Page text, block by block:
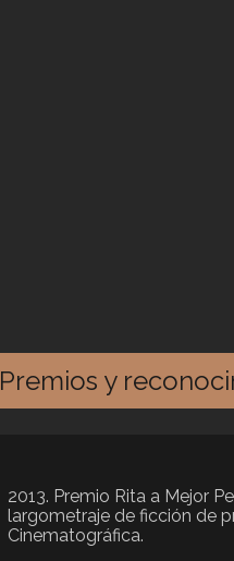
Premios y
2013. Premio Rita a Mejor
largometraje de ficción de
Cinematográfica.